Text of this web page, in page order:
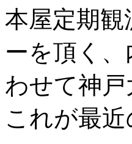
本屋定期
ーを頂く
わせて神
これが最